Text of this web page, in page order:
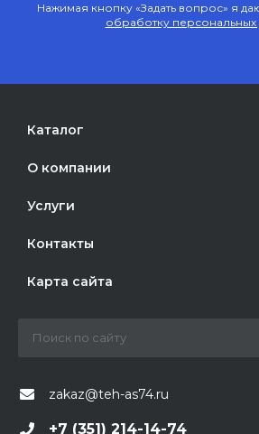
Нажимая кнопку «Задать вопрос» я
обработку персональных
Каталог
О компании
Услуги
Контакты
Карта сайта
zakaz@teh-as74.ru
+7 (351) 214-14-74